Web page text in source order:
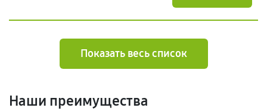
Показать весь список
Наши преимущества